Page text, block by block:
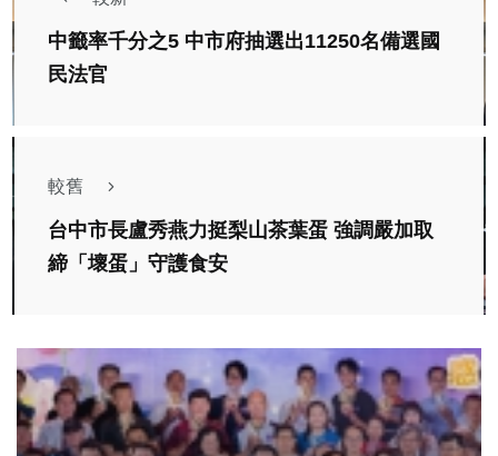
中籤率千分之5 中市府抽選出11250名備選國
民法官
較舊
台中市長盧秀燕力挺梨山茶葉蛋 強調嚴加取
締「壞蛋」守護食安